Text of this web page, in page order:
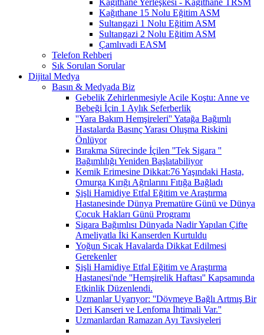
Kağıthane 15 Nolu Eğitim ASM
Sultangazi 1 Nolu Eğitim ASM
Sultangazi 2 Nolu Eğitim ASM
Çamlıvadi EASM
Telefon Rehberi
Sık Sorulan Sorular
Dijital Medya
Basın & Medyada Biz
Gebelik Zehirlenmesiyle Acile Koştu: Anne ve
Bebeği İçin 1 Aylık Seferberlik
''Yara Bakım Hemşireleri'' Yatağa Bağımlı
Hastalarda Basınç Yarası Oluşma Riskini
Önlüyor
Bırakma Sürecinde İçilen ''Tek Sigara ''
Bağımlılığı Yeniden Başlatabiliyor
Kemik Erimesine Dikkat:76 Yaşındaki Hasta,
Omurga Kırığı Ağrılarını Fıtığa Bağladı
Şişli Hamidiye Etfal Eğitim ve Araştırma
Hastanesinde Dünya Prematüre Günü ve Dünya
Çocuk Hakları Günü Programı
Sigara Bağımlısı Dünyada Nadir Yapılan Çifte
Ameliyatla İki Kanserden Kurtuldu
Yoğun Sıcak Havalarda Dikkat Edilmesi
Gerekenler
Şişli Hamidiye Etfal Eğitim ve Araştırma
Hastanesi'nde ''Hemşirelik Haftası'' Kapsamında
Etkinlik Düzenlendi.
Uzmanlar Uyarıyor: ''Dövmeye Bağlı Artmış Bir
Deri Kanseri ve Lenfoma İhtimali Var.''
Uzmanlardan Ramazan Ayı Tavsiyeleri